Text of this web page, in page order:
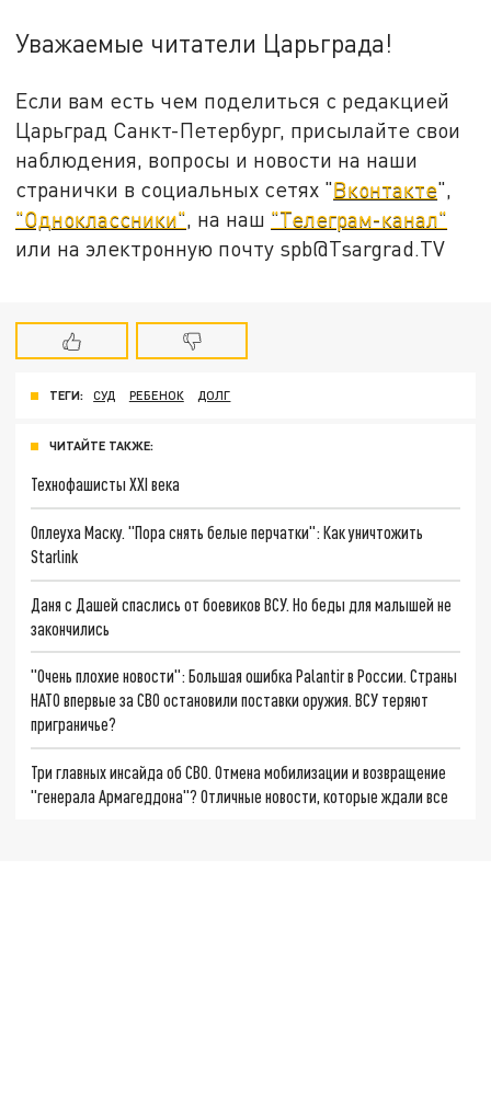
Уважаемые читатели Царьграда!
Если вам есть чем поделиться с редакцией
Царьград Санкт-Петербург, присылайте свои
наблюдения, вопросы и новости на наши
странички в социальных сетях "Вконтакте",
"Одноклассники", на наш "Телеграм-канал"
или на электронную почту spb@Tsargrad.TV
ТЕГИ: СУД РЕБЕНОК ДОЛГ
ЧИТАЙТЕ ТАКЖЕ:
Технофашисты XXI века
Оплеуха Маску. "Пора снять белые перчатки": Как уничтожить
Starlink
Даня с Дашей спаслись от боевиков ВСУ. Но беды для малышей не
закончились
"Очень плохие новости": Большая ошибка Palantir в России. Страны
НАТО впервые за СВО остановили поставки оружия. ВСУ теряют
приграничье?
Три главных инсайда об СВО. Отмена мобилизации и возвращение
"генерала Армагеддона"? Отличные новости, которые ждали все